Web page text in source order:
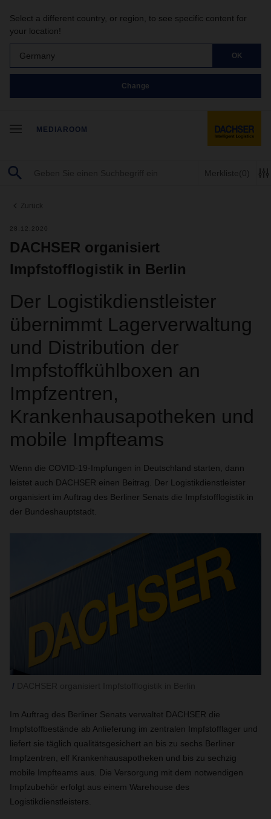
Select a different country, or region, to see specific content for
your location!
Germany OK
Change
MEDIAROOM
Merkliste(0)
Zurück
28.12.2020
DACHSER organisiert
Impfstofflogistik in Berlin
Der Logistikdienstleister
übernimmt Lagerverwaltung
und Distribution der
Impfstoffkühlboxen an
Impfzentren,
Krankenhausapotheken und
mobile Impfteams
Wenn die COVID-19-Impfungen in Deutschland starten, dann
leistet auch DACHSER einen Beitrag. Der Logistikdienstleister
organisiert im Auftrag des Berliner Senats die Impfstofflogistik in
der Bundeshauptstadt.
Im Auftrag des Berliner Senats verwaltet DACHSER die
Impfstoffbestände ab Anlieferung im zentralen Impfstofflager und
liefert sie täglich qualitätsgesichert an bis zu sechs Berliner
Impfzentren, elf Krankenhausapotheken und bis zu sechzig
mobile Impfteams aus. Die Versorgung mit dem notwendigen
Impfzubehör erfolgt aus einem Warehouse des
Logistikdienstleisters.